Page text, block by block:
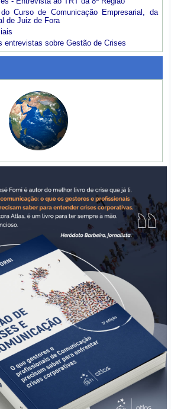
Curso de Comunicação Empresarial, da
de Juiz de Fora
entrevistas sobre Gestão de Crises